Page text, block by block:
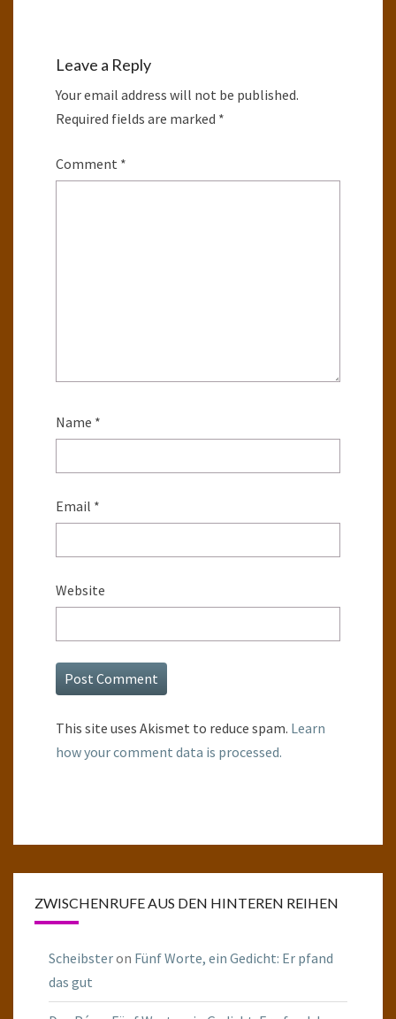
Leave a Reply
Your email address will not be published.
Required fields are marked *
Comment *
Name *
Email *
Website
This site uses Akismet to reduce spam. Learn
how your comment data is processed.
ZWISCHENRUFE AUS DEN HINTEREN REIHEN
Scheibsteron Fünf Worte, ein Gedicht: Er pfand
das gut